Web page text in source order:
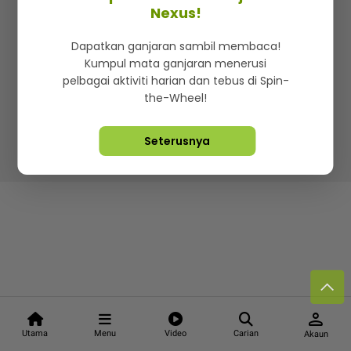
Utama Menu Video Carian
person
Akaun
Iklan di SMG360
Terma & Syarat Dasar Privasi
Lebih hot, viral dan sensasi
Hakcipta Terpelihara ©2026. Star Media Group Berhad
Nexus!
Dapatkan ganjaran sambil membaca!
Kumpul mata ganjaran menerusi
pelbagai aktiviti harian dan tebus di Spin-
the-Wheel!
Seterusnya